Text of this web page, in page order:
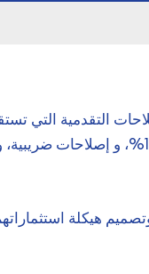
التقدمية التي
المساس بالسلامة القانونية. وقد جعلت التغييرات الأخيرة, بما في
هيكلة